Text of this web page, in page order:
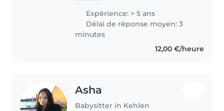
à me contacter. Bonjour, chère
famille. Je m'appelle Maria Clara,
j'ai 26 ans..
Expérience: > 5 ans
Délai de réponse moyen: 3
minutes
12,00 €/heure
Asha
Babysitter in Kehlen